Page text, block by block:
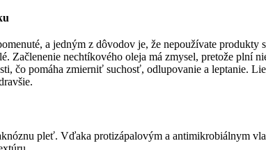
a jedným z dôvodov je, že nepoužívate
nechtíkového oleja má zmysel, pretože plní
čo pomáha zmierniť suchosť, odlupovanie a leptanie.
pleť. Vďaka protizápalovým a antimikrobiálnym